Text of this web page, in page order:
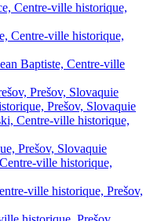
Centre-ville historique,
Centre-ville historique,
Baptiste, Centre-ville
Prešov, Slovaquie
Prešov, Slovaquie
Centre-ville historique,
Prešov, Slovaquie
ville historique,
ville historique, Prešov,